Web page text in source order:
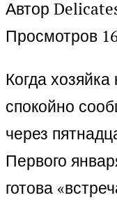
Автор
Просмотров
Когда
спокойно
через
Первого
готова